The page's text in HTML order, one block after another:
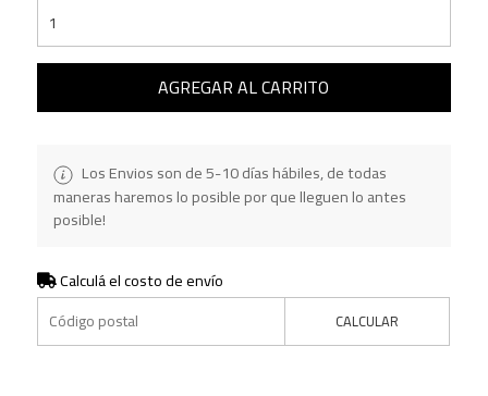
AGREGAR AL CARRITO
Los Envios son de 5-10 días hábiles, de todas
maneras haremos lo posible por que lleguen lo antes
posible!
Calculá el costo de envío
CALCULAR